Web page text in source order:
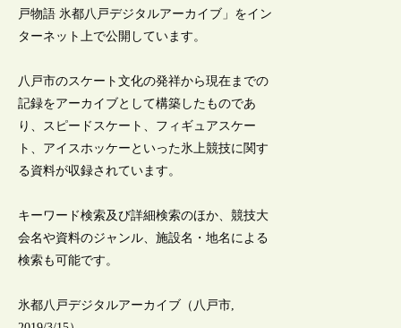
戸物語 氷都八戸デジタルアーカイブ」をイン
ターネット上で公開しています。
八戸市のスケート文化の発祥から現在までの
記録をアーカイブとして構築したものであ
り、スピードスケート、フィギュアスケー
ト、アイスホッケーといった氷上競技に関す
る資料が収録されています。
キーワード検索及び詳細検索のほか、競技大
会名や資料のジャンル、施設名・地名による
検索も可能です。
氷都八戸デジタルアーカイブ（八戸市,